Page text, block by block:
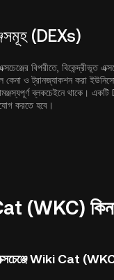
(DEXs)
বিপরীতে, বিকেন্দ্রীভূত
কেনা ও ট্রানজ্যাকশন করা
ব্লকচেইনে থাকে।
করতে হবে।
(WKC)
Wiki Cat